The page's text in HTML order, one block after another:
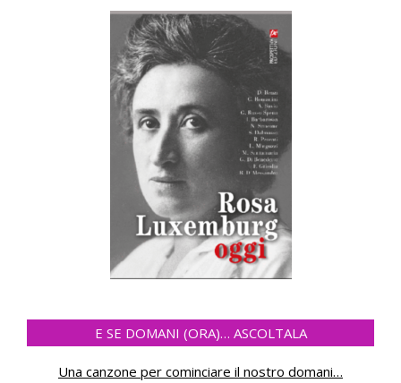
E SE DOMANI (ORA)… ASCOLTALA
Una canzone per cominciare il nostro domani…